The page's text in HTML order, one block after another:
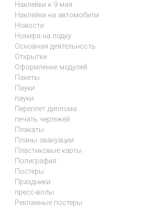
Наклейки к 9 мая
Наклейки на автомобили
Новости
Номера на лодку
Основная деятельность
Открытки
Оформление модулей
Пакеты
Пауки
пауки
Переплет диплома
печать чертежей
Плакаты
Планы эвакуации
Пластиковые карты
Полиграфия
Постеры
Праздники
пресс-волы
Рекламные постеры